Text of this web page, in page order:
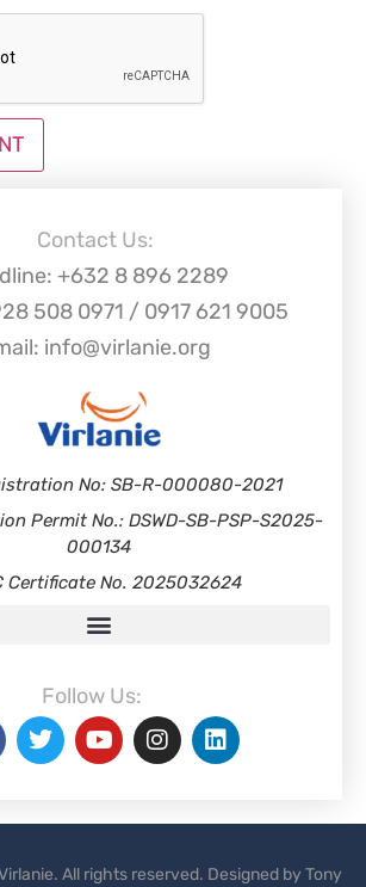
Contact Us:
+632 8 896 2289
508 0971 / 0917 621 9005
info@virlanie.org
No: SB-R-000080-2021
Permit No.: DSWD-SB-PSP-S2025-
000134
Certificate No. 2025032624
Follow Us:
All rights reserved. Designed by Tony